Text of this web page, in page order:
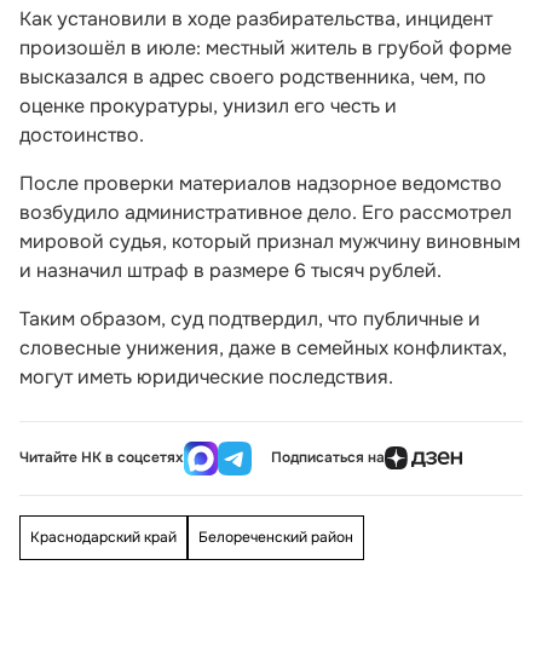
Как установили в ходе разбирательства, инцидент
произошёл в июле: местный житель в грубой форме
высказался в адрес своего родственника, чем, по
оценке прокуратуры, унизил его честь и
достоинство.
После проверки материалов надзорное ведомство
возбудило административное дело. Его рассмотрел
мировой судья, который признал мужчину виновным
и назначил штраф в размере 6 тысяч рублей.
Таким образом, суд подтвердил, что публичные и
словесные унижения, даже в семейных конфликтах,
могут иметь юридические последствия.
Читайте НК в соцсетях Подписаться на
Краснодарский край Белореченский район